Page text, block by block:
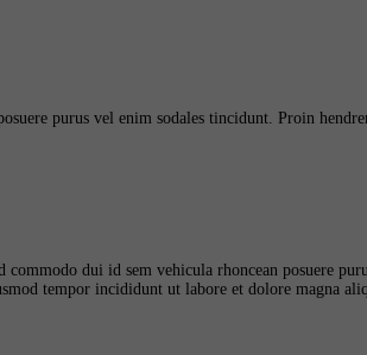
purus vel enim sodales tincidunt. Proin
dui id sem vehicula rhoncean posuere
tempor incididunt ut labore et dolore magna